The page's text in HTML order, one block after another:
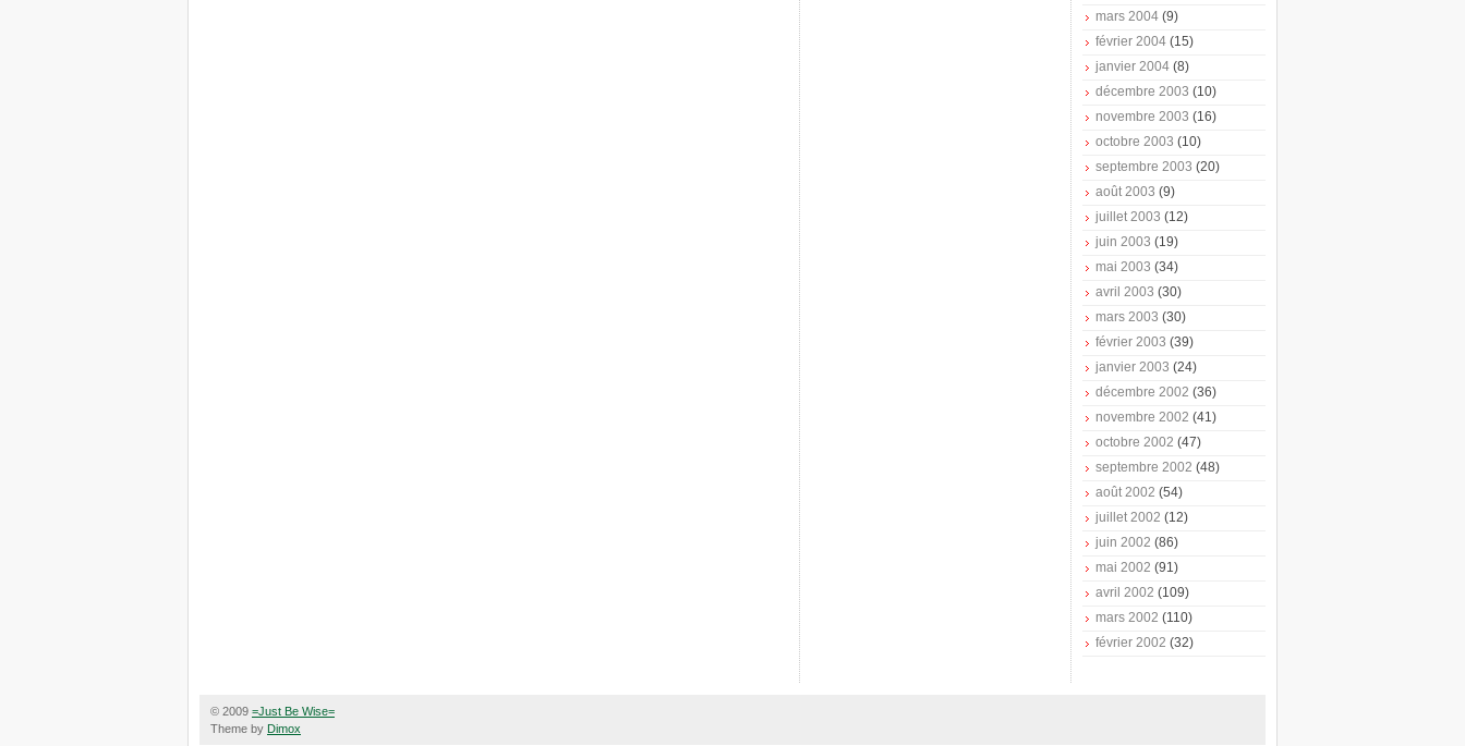
mars 2004 (9)
février 2004 (15)
janvier 2004 (8)
décembre 2003 (10)
novembre 2003 (16)
octobre 2003 (10)
septembre 2003 (20)
août 2003 (9)
juillet 2003 (12)
juin 2003 (19)
mai 2003 (34)
avril 2003 (30)
mars 2003 (30)
février 2003 (39)
janvier 2003 (24)
décembre 2002 (36)
novembre 2002 (41)
octobre 2002 (47)
septembre 2002 (48)
août 2002 (54)
juillet 2002 (12)
juin 2002 (86)
mai 2002 (91)
avril 2002 (109)
mars 2002 (110)
février 2002 (32)
© 2009 =Just Be Wise=
Theme by Dimox